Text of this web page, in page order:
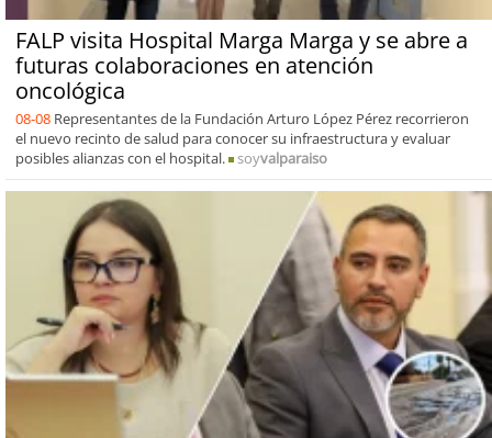
FALP visita Hospital Marga Marga y se abre a
futuras colaboraciones en atención
oncológica
08-08 Representantes de la Fundación Arturo López Pérez recorrieron
el nuevo recinto de salud para conocer su infraestructura y evaluar
posibles alianzas con el hospital.
soyvalparaiso